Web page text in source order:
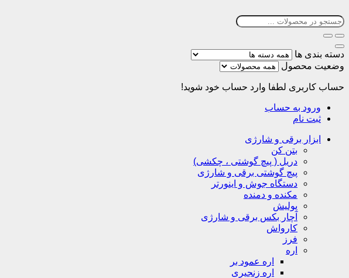
دسته بندی ها
وضعیت محصول
حساب کاربری لطفا وارد حساب خود شوید!
ورود به حساب
ثبت نام
ابزار برقی و شارژی
بتن کن
دریل ( پیچ گوشتی ، چکشی)
پیچ گوشتی برقی و شارژی
دستگاه جوش و اینورتر
مکنده و دمنده
پولیش
آچار بکس برقی و شارژی
کارواش
فرز
اره
اره عمود بر
اره زنجیری